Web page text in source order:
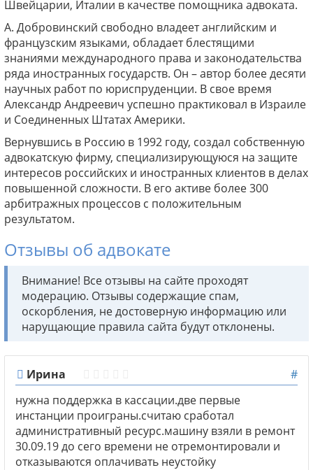
Швейцарии, Италии в качестве помощника адвоката.
А. Добровинский свободно владеет английским и
французским языками, обладает блестящими
знаниями международного права и законодательства
ряда иностранных государств. Он – автор более десяти
научных работ по юриспруденции. В свое время
Александр Андреевич успешно практиковал в Израиле
и Соединенных Штатах Америки.
Вернувшись в Россию в 1992 году, создал собственную
адвокатскую фирму, специализирующуюся на защите
интересов российских и иностранных клиентов в делах
повышенной сложности. В его активе более 300
арбитражных процессов с положительным
результатом.
Отзывы об адвокате
Внимание! Все отзывы на сайте проходят
модерацию. Отзывы содержащие спам,
оскорбления, не достоверную информацию или
нарущающие правила сайта будут отклонены.
Ирина
#
нужна поддержка в кассации.две первые
инстанции проиграны.считаю сработал
административный ресурс.машину взяли в ремонт
30.09.19 до сего времени не отремонтировали и
отказываются оплачивать неустойку